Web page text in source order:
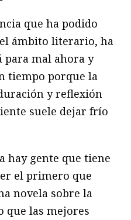
que ha podido
ámbito literario, ha
mal ahora y
tiempo porque la
y reflexión
suele dejar frío
hay gente que tiene
el primero que
novela sobre la
que las mejores